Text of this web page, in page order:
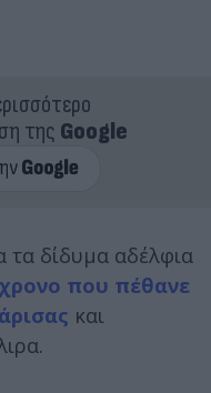
της Google
δίδυμα αδέλφια
που πέθανε
και